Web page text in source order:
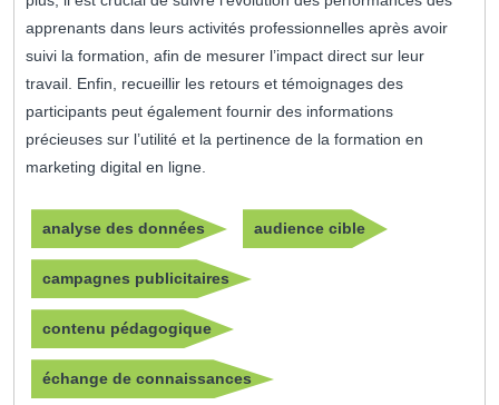
apprenants dans leurs activités professionnelles après avoir
suivi la formation, afin de mesurer l’impact direct sur leur
travail. Enfin, recueillir les retours et témoignages des
participants peut également fournir des informations
précieuses sur l’utilité et la pertinence de la formation en
marketing digital en ligne.
analyse des données audience cible
campagnes publicitaires
contenu pédagogique
échange de connaissances